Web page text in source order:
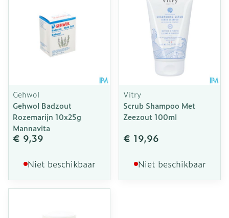
Gehwol
Gehwol Badzout
Rozemarijn 10x25g
Mannavita
€ 9,39
Niet beschikbaar
Vitry
Scrub Shampoo Met
Zeezout 100ml
€ 19,96
Niet beschikbaar